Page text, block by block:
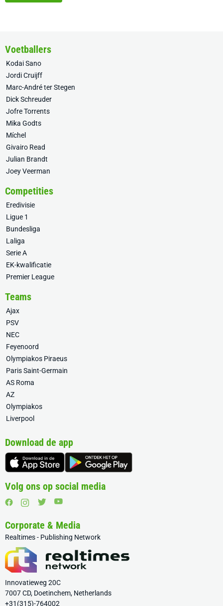
Voetballers
Kodai Sano
Jordi Cruijff
Marc-André ter Stegen
Dick Schreuder
Jofre Torrents
Mika Godts
Míchel
Givairo Read
Julian Brandt
Joey Veerman
Competities
Eredivisie
Ligue 1
Bundesliga
Laliga
Serie A
EK-kwalificatie
Premier League
Teams
Ajax
PSV
NEC
Feyenoord
Olympiakos Piraeus
Paris Saint-Germain
AS Roma
AZ
Olympiakos
Liverpool
Download de app
Volg ons op social media
Corporate & Media
Realtimes - Publishing Network
Innovatieweg 20C
7007 CD, Doetinchem, Netherlands
+31(315)-764002